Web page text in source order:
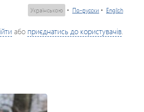
Українською • По-русски • English
або приєднатись до користувачів.